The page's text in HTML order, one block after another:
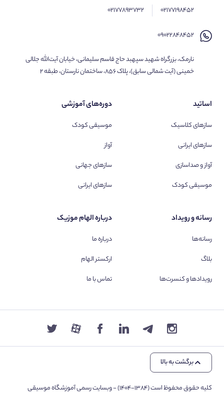
۰۲۱۷۷۱۹۸۴۵۲ ۰۲۱۷۷۸۹۳۷۳۲
۰۹۰۲۲۸۴۸۴۵۲
نارمک، بزرگراه شهید سپهبد حاج قاسم سلیمانی، خیابان آیت‌الله جلالی
خمینی (آیت شمالی سابق)، پلاک ۸۵۶، ساختمان نارستان، طبقه ۲
اساتید
سازهای کلاسیک
سازهای ایرانی
آواز و صداسازی
موسیقی کودک
دوره‌های آموزشی
موسیقی کودک
آواز
سازهای جهانی
سازهای ایرانی
رسانه و رویداد
رسانه‌ها
بلاگ
رویدادها و کنسرت‌ها
درباره الهام موزیک
درباره ما
ارکستر الهام
تماس با ما
برگشت به بالا
کلیه حقوق محفوظ است (۱۳۸۴-۱۴۰۴) - وبسایت رسمی آموزشگاه موسیقی